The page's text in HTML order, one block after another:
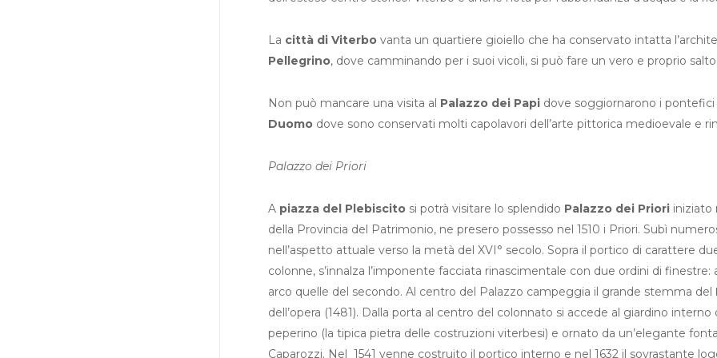
La città di Viterbo vanta un quartiere gioiello che ha conservato intatta
Pellegrino, dove camminando per i suoi vicoli, si può fare un vero e proprio
Non può mancare una visita al Palazzo dei Papi dove soggiornarono i pontefici
Duomo dove sono conservati molti capolavori dell’arte pittorica medioevale e
Palazzo dei Priori
A piazza del Plebiscito si potrà visitare lo splendido Palazzo dei Priori iniziato
della Provincia del Patrimonio, ne presero possesso nel 1510 i Priori. Subì
nell’aspetto attuale verso la metà del XVI° secolo. Sopra il portico di carattere
colonne, s’innalza l’imponente facciata rinascimentale con due ordini di
arco quelle del secondo. Al centro del Palazzo campeggia il grande stemma del
dell’opera (1481). Dalla porta al centro del colonnato si accede al giardino
peperino (la tipica pietra delle costruzioni viterbesi) e ornato da un’elegante
Caparozzi. Nel 1541 venne costruito il portico interno e nel 1632 il sovrastante